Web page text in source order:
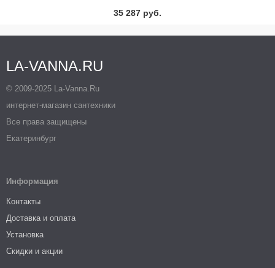
35 287 руб.
LA-VANNA.RU
© 2009-2025 La-Vanna.Ru
интернет-магазин сантехники
Все права защищены
Екатеринбург
Информация
Контакты
Доставка и оплата
Установка
Скидки и акции